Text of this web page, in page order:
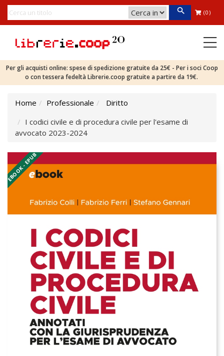
(0)
Per gli acquisti online: spese di spedizione gratuite da 25€ - Per i soci Coop
o con tessera fedeltà Librerie.coop gratuite a partire da 19€.
Home Professionale
Diritto
I codici civile e di procedura civile per l'esame di
avvocato 2023-2024
EBOOK - EPUB